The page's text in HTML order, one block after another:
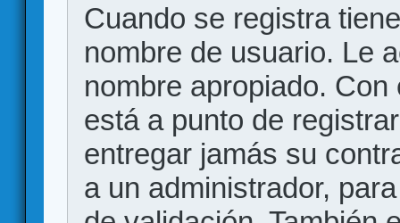
Cuando se registra
nombre de usuario. Le
nombre apropiado.
está a punto de
entregar jamás su
a un administrador,